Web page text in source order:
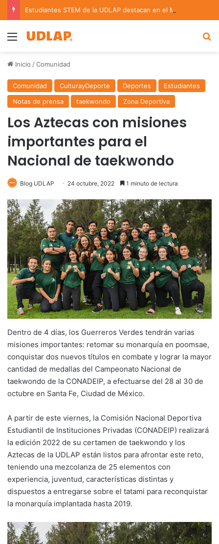
Menu
Inicio /Comunidad
Comunidad CulturayDeporte Deportes
Estudiantes
Notas de prensa
taekwondo Zona Deportiva
Los Aztecas con misiones
importantes para el
Nacional de taekwondo
Blog UDLAP 24 octubre, 2022 1 minuto de lectura
Dentro de 4 días, los Guerreros Verdes tendrán varias
misiones importantes: retomar su monarquía en poomsae,
conquistar dos nuevos títulos en combate y lograr la mayor
cantidad de medallas del Campeonato Nacional de
taekwondo de la CONADEIP, a efectuarse del 28 al 30 de
octubre en Santa Fe, Ciudad de México.
A partir de este viernes, la Comisión Nacional Deportiva
Estudiantil de Instituciones Privadas (CONADEIP) realizará
la edición 2022 de su certamen de taekwondo y los
Aztecas de la UDLAP están listos para afrontar este reto,
teniendo una mezcolanza de 25 elementos con
experiencia, juventud, características distintas y
dispuestos a entregarse sobre el tatami para reconquistar
la monarquía implantada hasta 2019.